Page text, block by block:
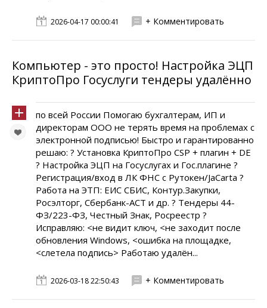
2026-04-17 00:00:41 + Комментировать
Компьютер - это просто! Настройка ЭЦП
КриптоПро Госуслуги тендеры удалённо
по всей России Помогаю бухгалтерам, ИП и
директорам ООО не терять время на проблемах с
электронной подписью! Быстро и гарантированно
решаю: ? Установка КриптоПро CSP + плагин + DE
? Настройка ЭЦП на Госуслугах и Гос.плагине ?
Регистрация/вход в ЛК ФНС с Рутокен/JaCarta ?
Работа на ЭТП: ЕИС СБИС, Контур.Закупки,
Росэлторг, Сбербанк-АСТ и др. ? Тендеры 44-
ФЗ/223-ФЗ, Честный Знак, Росреестр ?
Исправляю: <не видит ключ, <не заходит после
обновления Windows, <ошибка на площадке,
<слетела подпись> Работаю удалён...
2026-03-18 22:50:43 + Комментировать